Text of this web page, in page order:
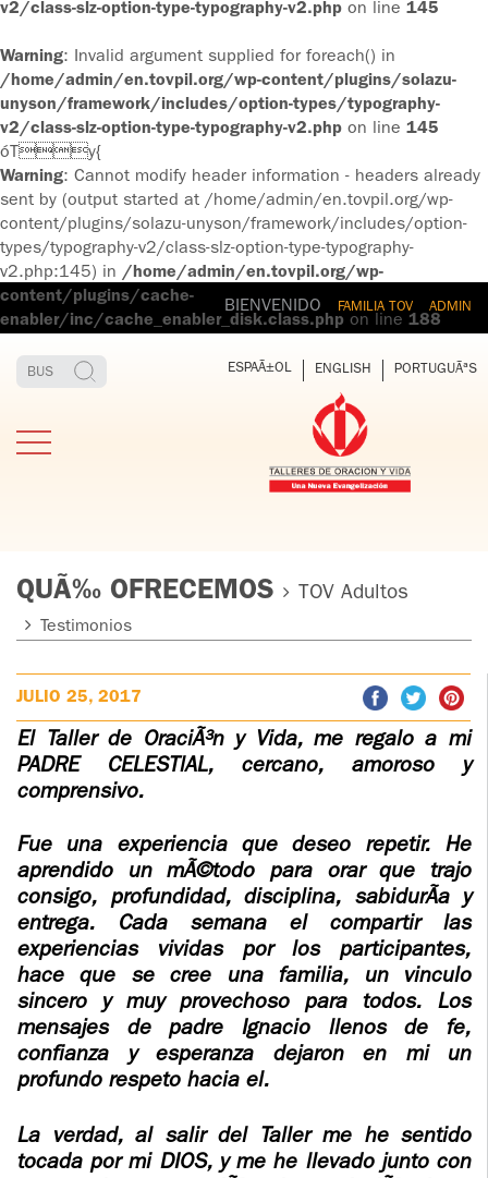
v2/class-slz-option-type-typography-v2.php on line 145
Warning: Invalid argument supplied for foreach() in
/home/admin/en.tovpil.org/wp-content/plugins/solazu-
unyson/framework/includes/option-types/typography-
v2/class-slz-option-type-typography-v2.php on line 145
óTy{
Warning: Cannot modify header information - headers already
sent by (output started at /home/admin/en.tovpil.org/wp-
content/plugins/solazu-unyson/framework/includes/option-
types/typography-v2/class-slz-option-type-typography-
v2.php:145) in /home/admin/en.tovpil.org/wp-
content/plugins/cache-
enabler/inc/cache_enabler_disk.class.php on line 188
BIENVENIDO FAMILIA TOV ADMIN
DE
DE
DE
DE
TOV JÃ³VENES
ADOLESCENTES
TOV NIÃ±OS
CURSO
MATRIMONIAL
ENCUENTRO DE
EXPERIENCIA DE
DIOS
CHARLAS Y
JORNADAS DE
PADRE
IGNACIO
LARRAÃ±AGA
HOMENAJE
PADRE
IGNACIO
LARRAÃ±AGA
OBRA PADRE
IGNACIO
LARRAÃ±AGA
VIDEOS
ESPAÃ±OL ENGLISH PORTUGUÃªS
QUÃ‰ OFRECEMOS TOV Adultos
Testimonios
JULIO 25, 2017
El Taller de OraciÃ³n y Vida, me regalo a mi
PADRE CELESTlAL, cercano, amoroso y
comprensivo.
Fue una experiencia que deseo repetir. He
aprendido un mÃ©todo para orar que trajo
consigo, profundidad, disciplina, sabidurÃ­a y
entrega. Cada semana el compartir las
experiencias vividas por los participantes,
hace que se cree una familia, un vinculo
sincero y muy provechoso para todos. Los
mensajes de padre Ignacio llenos de fe,
confianza y esperanza dejaron en mi un
profundo respeto hacia el.
La verdad, al salir del Taller me he sentido
tocada por mi DIOS, y me he llevado junto con